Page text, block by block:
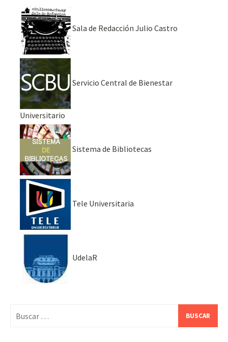
Sala de Redacción Julio Castro
Servicio Central de Bienestar
Universitario
Sistema de Bibliotecas
Tele Universitaria
UdelaR